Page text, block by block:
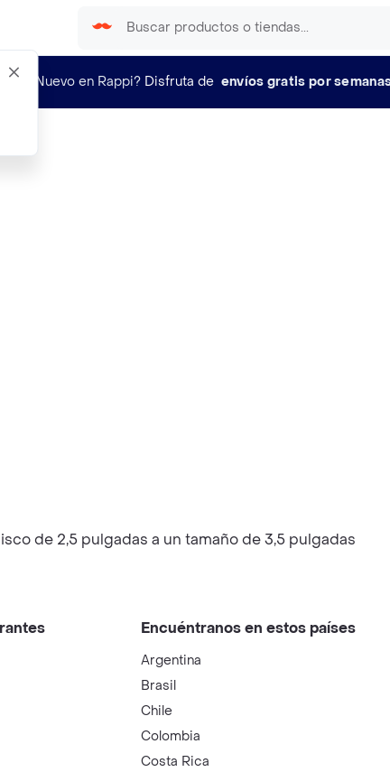
¿Nuevo en Rappi? Disfruta de envíos gratis por
de 2,5 pulgadas a un tamaño de 3,5 pulgadas
Encuéntranos en estos países
Argentina
Brasil
Chile
Colombia
Costa Rica